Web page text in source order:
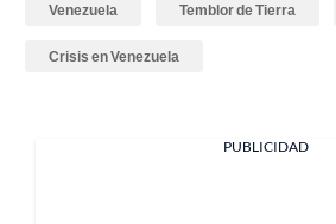
Venezuela Temblor de Tierra
Crisis en Venezuela
PUBLICIDAD